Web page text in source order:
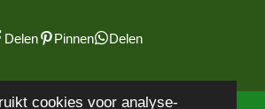
cookies voor analyse-
Delen Pinnen Delen